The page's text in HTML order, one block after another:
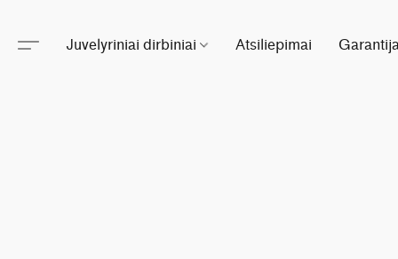
Juvelyriniai dirbiniai Atsiliepimai